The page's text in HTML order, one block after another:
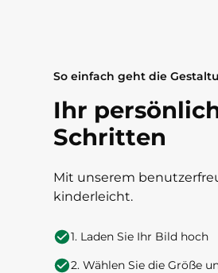
So einfach geht die
Ihr
Schritten
Mit unserem
kinderleicht.
1. Laden Sie Ihr Bild hoch
2. Wählen Sie die Größe